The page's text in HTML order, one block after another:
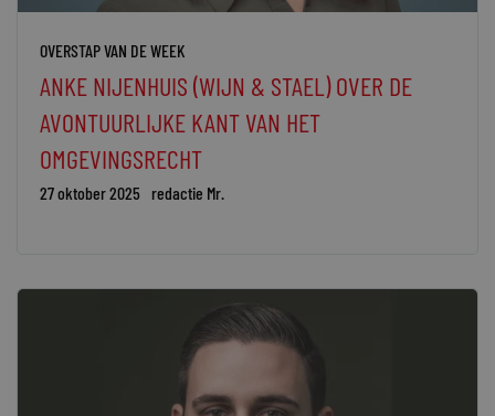
OVERSTAP VAN DE WEEK
ANKE NIJENHUIS (WIJN & STAEL) OVER DE
AVONTUURLIJKE KANT VAN HET
OMGEVINGSRECHT
27 oktober 2025 redactie Mr.